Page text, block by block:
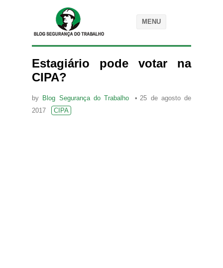
MENU
Estagiário pode votar na
CIPA?
by Blog Segurança do Trabalho
25 de agosto de
2017
CIPA